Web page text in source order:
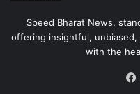
Speed Bharat News.
offering insightful,
with the